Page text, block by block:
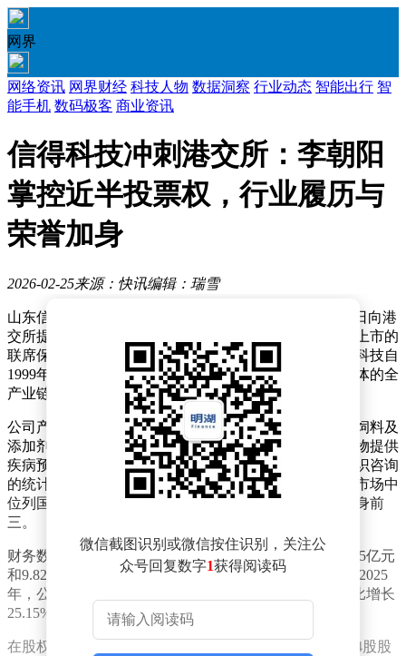
网界
网络资讯 网界财经 科技人物 数据洞察 行业动态 智能出行 智
能手机 数码极客 商业资讯
信得科技冲刺港交所：李朝阳
掌控近半投票权，行业履历与
荣誉加身
2026-02-25来源：快讯编辑：瑞雪
山东信得科技股份有限公司（以下简称“信得科技”）近日向港
交所提交了招股书，工银国际与中泰国际共同担任此次上市的
联席保荐人。作为一家深耕动物保健领域的企业，信得科技自
1999年成立以来，已发展成为集研发、生产与销售于一体的全
产业链服务商。
公司产品覆盖兽用生物制品、中兽药、化药制剂、动物饲料及
添加剂等多个领域，能够为家禽、家畜、水产动物及宠物提供
疾病预防、诊断、治疗与控制的综合解决方案。根据灼识咨询
的统计，以2024年收入计算，信得科技在中国动物保健市场中
位列国产厂商第九，并在禽用兽用生物制品细分市场跻身前
三。
财务数据显示，2023年至2024年，公司分别实现收入9.85亿元
和9.82亿元，年内利润为3476.3万元和2811.8万元。进入2025
年，公司业绩显著回升，前三季度收入达8.77亿元，同比增长
25.15%；净利润为5567.1万元，同比增幅达117.55%。
在股权结构方面，董事长李朝阳通过直接持有34,270,874股股
微信截图识别或微信按住识别，关注公
众号回复数字1获得阅读码